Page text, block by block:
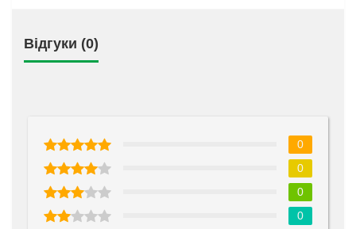
Відгуки (0)
0
0
0
0